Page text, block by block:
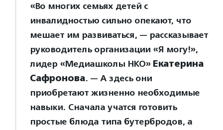
«Во многих семьях детей с
инвалидностью сильно опекают, что
мешает им развиваться, — рассказывает
руководитель организации «Я могу!»,
лидер «Медиашколы НКО» Екатерина
Сафронова. — А здесь они
приобретают жизненно необходимые
навыки. Сначала учатся готовить
простые блюда типа бутербродов, а